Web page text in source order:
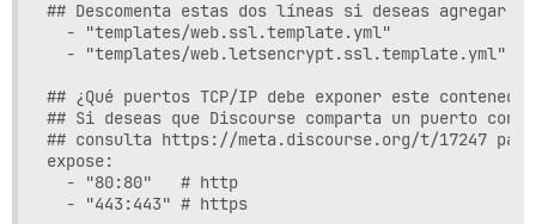
## Descomenta estas dos líneas si deseas agregar
  - "templates/web.ssl.template.yml"
  - "templates/web.letsencrypt.ssl.template.yml"
## ¿Qué puertos TCP/IP debe exponer este
## Si deseas que Discourse comparta un puerto con
## consulta https://meta.discourse.org/t/17247
expose:
  - "80:80"   # http
  - "443:443" # https